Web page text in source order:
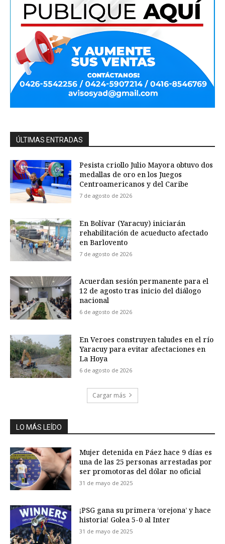
ÚLTIMAS ENTRADAS
Pesista criollo Julio Mayora obtuvo dos
medallas de oro en los Juegos
Centroamericanos y del Caribe
7 de agosto de 2026
En Bolívar (Yaracuy) iniciarán
rehabilitación de acueducto afectado
en Barlovento
7 de agosto de 2026
Acuerdan sesión permanente para el
12 de agosto tras inicio del diálogo
nacional
6 de agosto de 2026
En Veroes construyen taludes en el río
Yaracuy para evitar afectaciones en
La Hoya
6 de agosto de 2026
Cargar más
LO MÁS LEÍDO
Mujer detenida en Páez hace 9 días es
una de las 25 personas arrestadas por
ser promotoras del dólar no oficial
31 de mayo de 2025
¡PSG gana su primera ‘orejona’ y hace
historia! Golea 5-0 al Inter
31 de mayo de 2025